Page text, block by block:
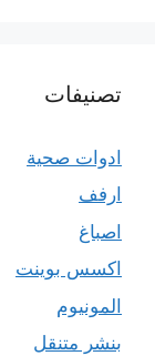
تصنيفات
ادوات صحية
ارفف
اصباغ
اكسس بوينت
المونيوم
بنشر متنقل